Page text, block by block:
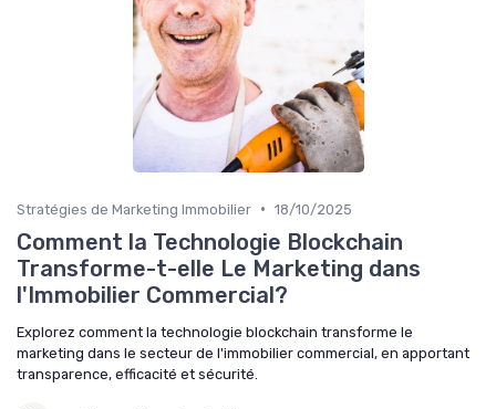
Stratégies de Marketing Immobilier • 18/10/2025
Comment la Technologie Blockchain
Transforme-t-elle Le Marketing dans
l'Immobilier Commercial?
Explorez comment la technologie blockchain transforme le
marketing dans le secteur de l'immobilier commercial, en apportant
transparence, efficacité et sécurité.